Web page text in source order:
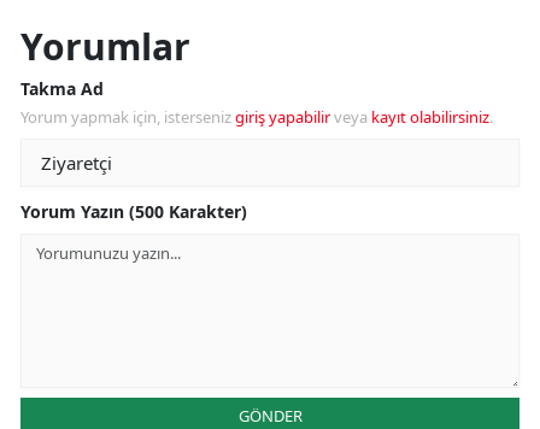
Yorumlar
Takma Ad
Yorum yapmak için, istersenizgiriş yapabilirveya kayıt olabilirsiniz.
Yorum Yazın (500 Karakter)
GÖNDER